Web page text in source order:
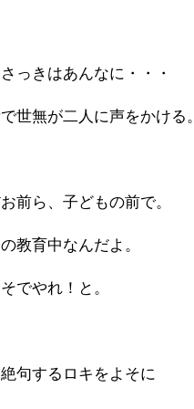
っきはあんなに・・・
世無が二人に声をかける。
前ら、子どもの前で。
教育中なんだよ。
でやれ！と。
句するロキをよそに